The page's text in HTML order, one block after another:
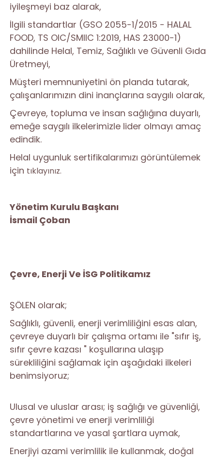
iyileşmeyi baz alarak,
İlgili standartlar (GSO 2055-1/2015 - HALAL
FOOD, TS OIC/SMIIC 1:2019, HAS 23000-1)
dahilinde Helal, Temiz, Sağlıklı ve Güvenli Gıda
Üretmeyi,
Müşteri memnuniyetini ön planda tutarak,
çalışanlarımızın dini inançlarına saygılı olarak,
Çevreye, topluma ve insan sağlığına duyarlı,
emeğe saygılı ilkelerimizle lider olmayı amaç
edindik.
Helal uygunluk sertifikalarımızı görüntülemek
için tıklayınız.
Yönetim Kurulu Başkanı
İsmail Çoban
Çevre, Enerji Ve İSG Politikamız
ŞÖLEN olarak;
Sağlıklı, güvenli, enerji verimliliğini esas alan,
çevreye duyarlı bir çalışma ortamı ile "sıfır iş,
sıfır çevre kazası " koşullarına ulaşıp
sürekliliğini sağlamak için aşağıdaki ilkeleri
benimsiyoruz;
Ulusal ve uluslar arası; iş sağlığı ve güvenliği,
çevre yönetimi ve enerji verimliliği
standartlarına ve yasal şartlara uymak,
Enerjiyi azami verimlilik ile kullanmak, doğal